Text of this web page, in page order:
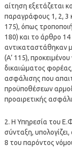
αίτηση εξετάζεται
παραγράφους 1, 2, 3
175), όπως
180) και το άρθρο
αντικαταστάθηκαν
(Α’ 115),
δικαιώματος
ασφάλισης που
προϋποθέσεων
προαιρετικής
2. Η Υπηρεσία του
σύνταξη,
8 του παρόντος